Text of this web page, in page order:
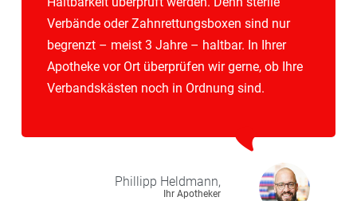
Verbände oder Zahnrettungsboxen sind nur
begrenzt – meist 3 Jahre – haltbar. In Ihrer
Apotheke vor Ort überprüfen wir gerne, ob Ihre
Verbandskästen noch in Ordnung sind.
Phillipp Heldmann,
Ihr Apotheker